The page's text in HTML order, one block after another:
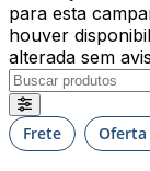
para esta
houver
alterada sem
Frete Oferta